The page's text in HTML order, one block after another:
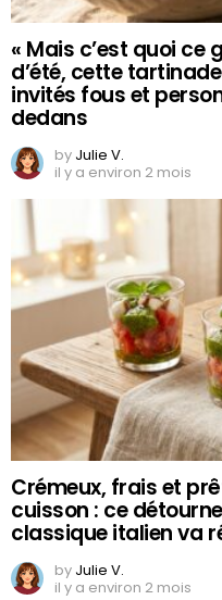
« Mais c’est quoi ce
d’été, cette
invités fous et
dedans
by Julie V.
il y a environ 2 mois
Crémeux, frais et
cuisson : ce
classique italien va
by Julie V.
il y a environ 2 mois